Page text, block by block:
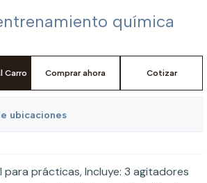
química
Carro Comprar ahora Cotizar
ubicaciones
prácticas, Incluye: 3 agitadores